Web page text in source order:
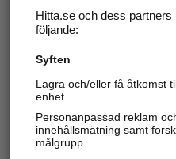
Hitta.se - Gratis
Sök företag, personer och
Hitta telefonnummer,
Hitta.se och dess
följande:
Syften
Lagra och/eller få åtkomst
enhet
Personanpassad reklam
innehållsmätning samt
målgrupp